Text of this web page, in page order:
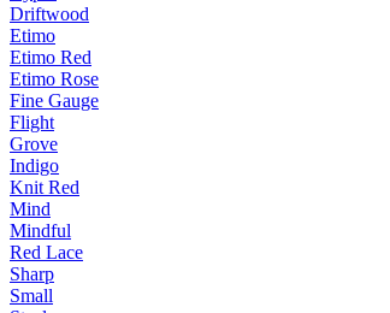
Driftwood
Etimo
Etimo Red
Etimo Rose
Fine Gauge
Flight
Grove
Indigo
Knit Red
Mind
Mindful
Red Lace
Sharp
Small